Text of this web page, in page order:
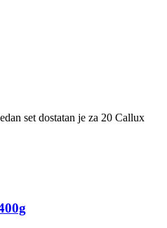
set dostatan je za 20 Callux